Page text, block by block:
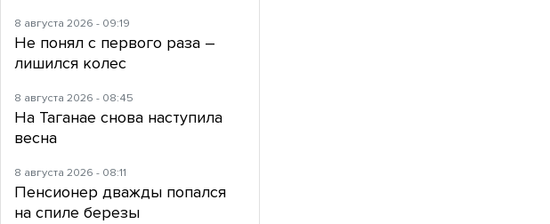
8 августа 2026 - 09:19
Не понял с первого раза –
лишился колес
8 августа 2026 - 08:45
На Таганае снова наступила
весна
8 августа 2026 - 08:11
Пенсионер дважды попался
на спиле березы